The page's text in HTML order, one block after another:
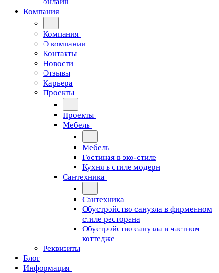
Компания
Компания
О компании
Контакты
Новости
Отзывы
Карьера
Проекты
Проекты
Мебель
Мебель
Гостиная в эко-стиле
Кухня в стиле модерн
Сантехника
Сантехника
Обустройство санузла в фирменном
стиле ресторана
Обустройство санузла в частном
коттедже
Реквизиты
Блог
Информация